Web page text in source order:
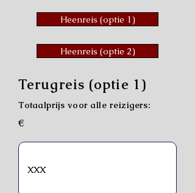
Heenreis (optie 1)
Heenreis (optie 2)
Terugreis (optie 1)
Totaalprijs voor alle reizigers:
€